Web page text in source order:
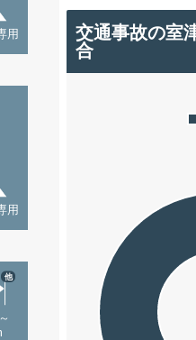
用
用
他
交通事故の室
合